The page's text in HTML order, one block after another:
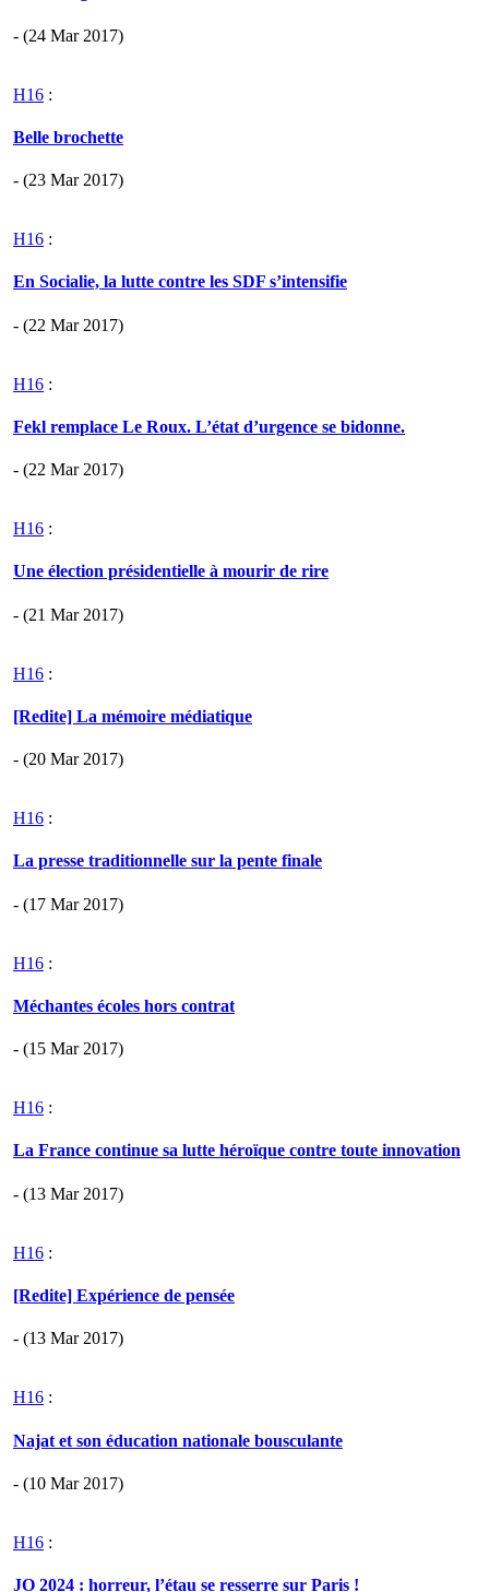
- (24 Mar 2017)
H16 :
Belle brochette
- (23 Mar 2017)
H16 :
En Socialie, la lutte contre les SDF s’intensifie
- (22 Mar 2017)
H16 :
Fekl remplace Le Roux. L’état d’urgence se bidonne.
- (22 Mar 2017)
H16 :
Une élection présidentielle à mourir de rire
- (21 Mar 2017)
H16 :
[Redite] La mémoire médiatique
- (20 Mar 2017)
H16 :
La presse traditionnelle sur la pente finale
- (17 Mar 2017)
H16 :
Méchantes écoles hors contrat
- (15 Mar 2017)
H16 :
La France continue sa lutte héroïque contre toute innovation
- (13 Mar 2017)
H16 :
[Redite] Expérience de pensée
- (13 Mar 2017)
H16 :
Najat et son éducation nationale bousculante
- (10 Mar 2017)
H16 :
JO 2024 : horreur, l’étau se resserre sur Paris !